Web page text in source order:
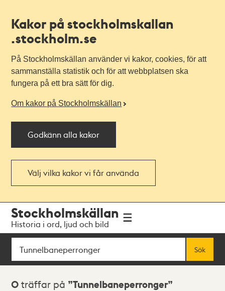
Kakor på stockholmskallan
.stockholm.se
På Stockholmskällan använder vi kakor, cookies, för att
sammanställa statistik och för att webbplatsen ska
fungera på ett bra sätt för dig.
Om kakor på Stockholmskällan
Godkänn alla kakor
Välj vilka kakor vi får använda
navigationen
huvudinnehållet
Stockholmskällan
Historia i ord, ljud och bild
Sök
Sök
Sökresultat
0 träffar på Tunnelbaneperronger